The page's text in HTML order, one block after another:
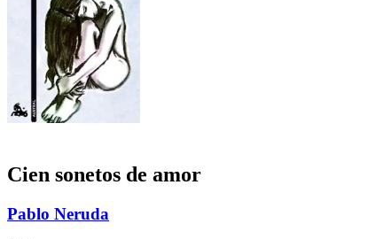
Cien sonetos de amor
Pablo Neruda